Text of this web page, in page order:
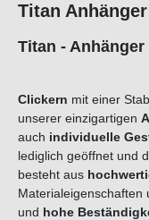
Titan
Titan -
Clickern mit einer
unserer einzigartigen
auch individuelle
lediglich geöffnet und
besteht aus
Materialeigenschaften
und hohe